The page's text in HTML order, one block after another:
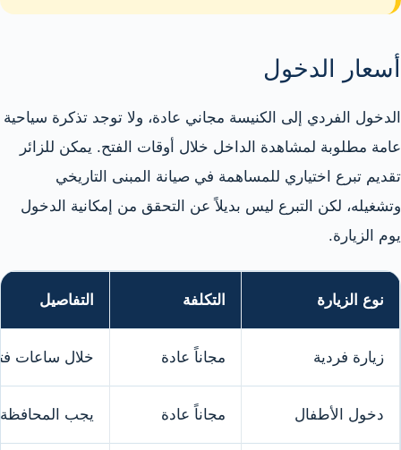
أسعار الدخول
الدخول الفردي إلى الكنيسة مجاني عادة، ولا توجد تذكرة سياحية
عامة مطلوبة لمشاهدة الداخل خلال أوقات الفتح. يمكن للزائر
تقديم تبرع اختياري للمساهمة في صيانة المبنى التاريخي
وتشغيله، لكن التبرع ليس بديلاً عن التحقق من إمكانية الدخول
يوم الزيارة.
نوع الزيارة التكلفة التفاصيل
زيارة فردية مجاناً عادة خلال ساعات
دخول الأطفال مجاناً عادة يجب